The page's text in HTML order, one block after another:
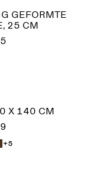
GEFORMTE G
CM
X 140 CM
+5